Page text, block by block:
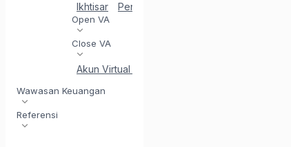
Ikhtisar Penerimaan VA
Open VA
Close VA
Akun Virtual Panggilan Balik
Wawasan Keuangan
Referensi